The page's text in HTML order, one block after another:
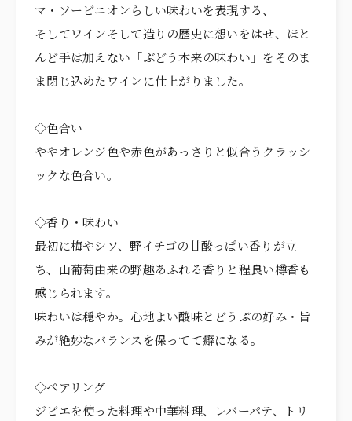
マ・ソービニオンらしい味わいを表現する、
そしてワインそして造りの歴史に想いをはせ、ほと
んど手は加えない「ぶどう本来の味わい」をそのま
ま閉じ込めたワインに仕上がりました。
◇色合い
ややオレンジ色や赤色があっさりと似合うクラッシ
ックな色合い。
◇香り・味わい
最初に梅やシソ、野イチゴの甘酸っぱい香りが立
ち、山葡萄由来の野趣あふれる香りと程良い樽香も
感じられます。
味わいは穏やか。心地よい酸味とどうぶの好み・旨
みが絶妙なバランスを保ってて癖になる。
◇ペアリング
ジビエを使った料理や中華料理、レバーパテ、トリ